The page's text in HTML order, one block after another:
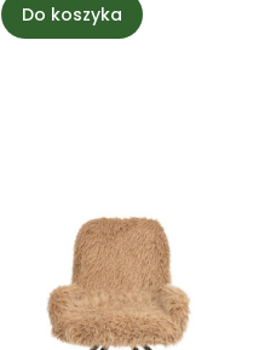
Do koszyka